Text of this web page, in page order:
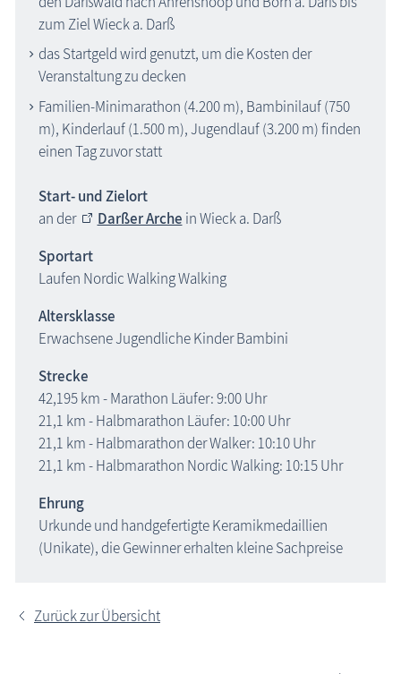
zum Ziel Wieck a. Darß
das Startgeld wird genutzt, um die Kosten der
Veranstaltung zu decken
Familien-Minimarathon (4.200 m), Bambinilauf (750
m), Kinderlauf (1.500 m), Jugendlauf (3.200 m) finden
einen Tag zuvor statt
Start- und Zielort
an der
Darßer Arche in Wieck a. Darß
Sportart
Laufen Nordic Walking Walking
Altersklasse
Erwachsene Jugendliche Kinder Bambini
Strecke
42,195 km- Marathon Läufer: 9:00 Uhr
21,1 km- Halbmarathon Läufer: 10:00 Uhr
21,1 km- Halbmarathon der Walker: 10:10 Uhr
21,1 km- Halbmarathon Nordic Walking: 10:15 Uhr
Ehrung
Urkunde und handgefertigte Keramikmedaillien
(Unikate), die Gewinner erhalten kleine Sachpreise
Zurück zur Übersicht